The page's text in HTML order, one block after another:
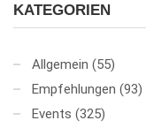
KATEGORIEN
Allgemein (55)
Empfehlungen (93)
Events (325)